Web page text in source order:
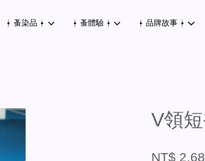
⍿ 蚤染品 ⍿ ⍿ 蚤體驗 ⍿ ⍿ 品牌故事 ⍿
V領
NT$
物車目前還是空的。